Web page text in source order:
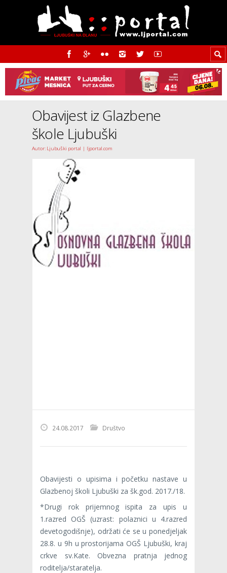
Obavijest iz Glazbene
škole Ljubuški
Autor: Ljubuški portal | ljportal.com
24.08.2017 Društvo
Obavijesti o upisima i početku nastave u
Glazbenoj školi Ljubuški za šk.god. 2017./18.
*Drugi rok prijemnog ispita za upis u
1.razred OGŠ (uzrast: polaznici u 4.razred
devetogodišnje), održati će se u ponedjeljak
28.8. u 9h u prostorijama OGŠ Ljubuški, kraj
crkve sv.Kate. Obvezna pratnja jednog
roditelja/staratelja.